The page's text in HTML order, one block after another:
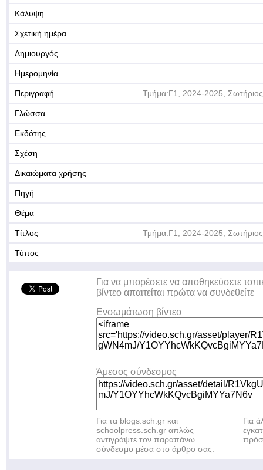
Κάλυψη
Σχετική ημέρα
Δημιουργός
Ημερομηνία
Περιγραφή Τμήμα:Γ1, 2024-2025, Σωτήριος
Γλώσσα
Εκδότης
Σχέση
Δικαιώματα χρήσης
Πηγή
Θέμα
Τίτλος Τμήμα:Γ1, 2024-2025, Σωτήριος
Τύπος
Για να μπορέσετε να αποθηκεύσετε
βίντεο απαιτείται πρώτα να συνδεθείτε
Ενσωμάτωση βίντεο
Άμεσος σύνδεσμος
Για τα blogs.sch.gr και
schoolpress.sch.gr απλώς
αντιγράψτε τον παραπάνω
σύνδεσμο μέσα στο άρθρο σας.
Για